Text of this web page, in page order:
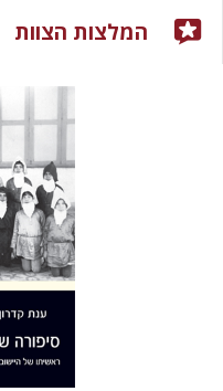
המלצות הצוות